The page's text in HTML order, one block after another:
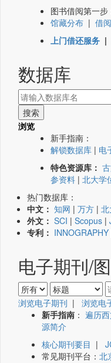
图书借阅第一步
馆藏分布 | 借
上门借还服务 |
数据库
浏览
新手指南：
解锁数据库 | 电
特色资源库：
参资料 | 北大学
热门数据库：
中文： 知网 | 万方 |
外文： SCI | Scopus |
专利： INNOGRAPHY
电子期刊/
浏览电子期刊 | 浏览电
新手指南 ： 遍历
源简介
核心期刊要目 |
常见期刊平台： 北